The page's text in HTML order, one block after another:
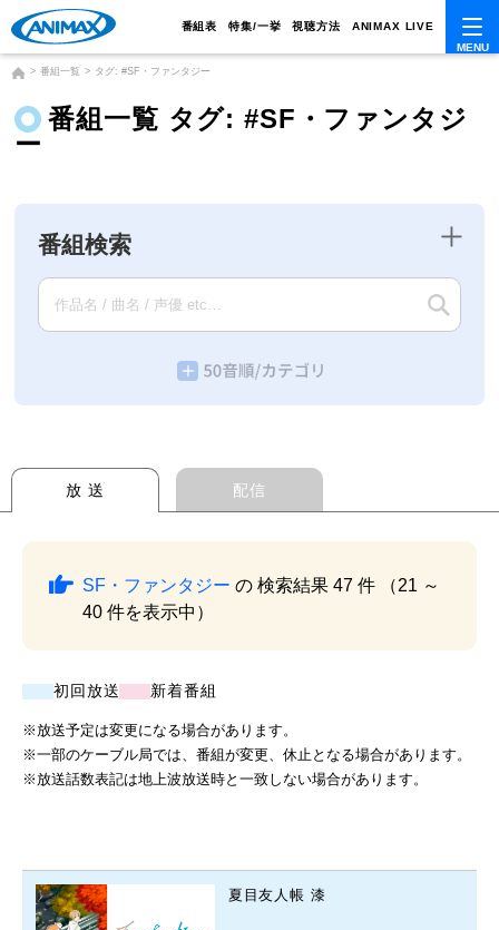
番組表 特集/一挙 視聴方法 ANIMAX LIVE
番組一覧 タグ: #SF・ファンタジー
番組一覧 タグ: #SF・ファンタジ
ー
番組検索
放 送 配信
SF・ファンタジー の 検索結果 47 件 （21 ～
40 件を表示中）
初回放送 新着番組
※放送予定は変更になる場合があります。
※一部のケーブル局では、番組が変更、休止となる場合があります。
※放送話数表記は地上波放送時と一致しない場合があります。
夏目友人帳 漆